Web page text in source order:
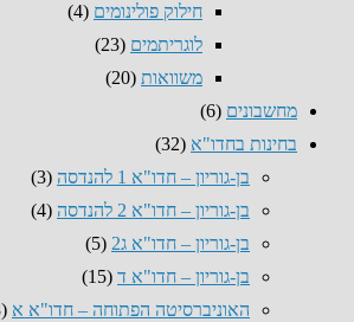
חילוק פולינומים (4)
לוגריתמים (23)
משוואות (20)
מחשבונים (6)
בחינות בחדו"א (32)
בן-גוריון – חדו"א 1 להנדסה
(3)
בן-גוריון – חדו"א 2 להנדסה
(4)
בן-גוריון – חדו"א ג2
(5)
בן-גוריון – חדו"א ד (15)
האוניברסיטה הפתוחה – חדו"א א (3)